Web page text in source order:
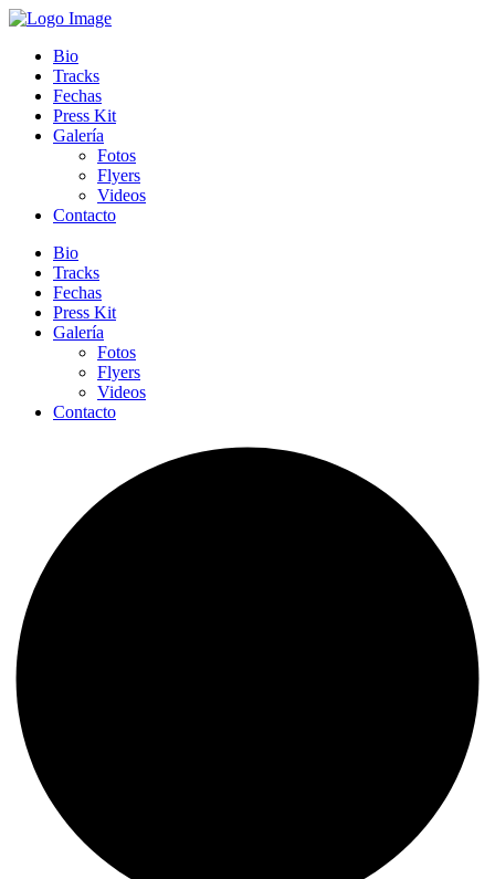
Bio
Tracks
Fechas
Press Kit
Galería
Fotos
Flyers
Videos
Contacto
Bio
Tracks
Fechas
Press Kit
Galería
Fotos
Flyers
Videos
Contacto